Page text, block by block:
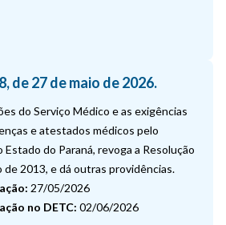
de 27 de maio de 2026.
do Serviço Médico e as exigências
e atestados médicos pelo
do Paraná, revoga a Resolução
de 2013, e dá outras providências.
27/05/2026
no DETC: 02/06/2026